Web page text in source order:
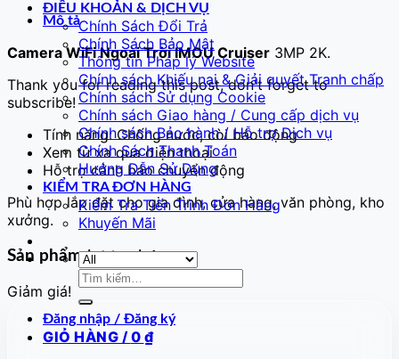
ĐIỀU KHOẢN & DỊCH VỤ
Chính Sách Đổi Trả
Chính Sách Bảo Mật
Thông tin Pháp lý Website
Chính sách Khiếu nại & Giải quyết Tranh chấp
Chính sách Sử dụng Cookie
Chính sách Giao hàng / Cung cấp dịch vụ
Chính sách Bảo hành / Hỗ trợ Dịch vụ
Chính Sách Thanh Toán
Hướng Dẫn Sử Dụng
KIỂM TRA ĐƠN HÀNG
Kiểm Tra Tiến Trình Đơn Hàng
Khuyến Mãi
Tìm
Đăng nhập / Đăng ký
GIỎ HÀNG / 0 ₫
Mô tả
Camera WiFi Ngoài Trời IMOU Cruiser 3MP 2K.
Thank you for reading this post, don't forget to
subscribe!
Tính năng: Chống nước, còi báo động
Xem từ xa qua điện thoại
Hỗ trợ cảnh báo chuyển động
Phù hợp lắp đặt cho gia đình, cửa hàng, văn phòng, kho
xưởng.
Sản phẩm tương tự
Giảm giá!